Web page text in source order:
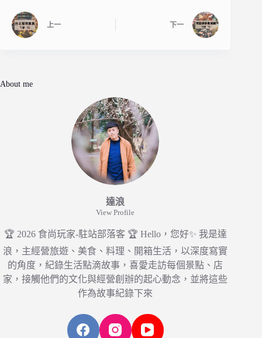
上一 下一
About me
達浪
View Profile
🏆 2026 食尚玩家-駐站部落客 🏆 Hello，您好✨ 我是達
浪，主經營旅遊、美食、料理、開箱生活，以深度寫實
的角度，紀錄生活點滴故事，喜愛走訪每個景點、店
家，接觸他們的文化與經營創辦的起心動念，並將這些
作為故事紀錄下來